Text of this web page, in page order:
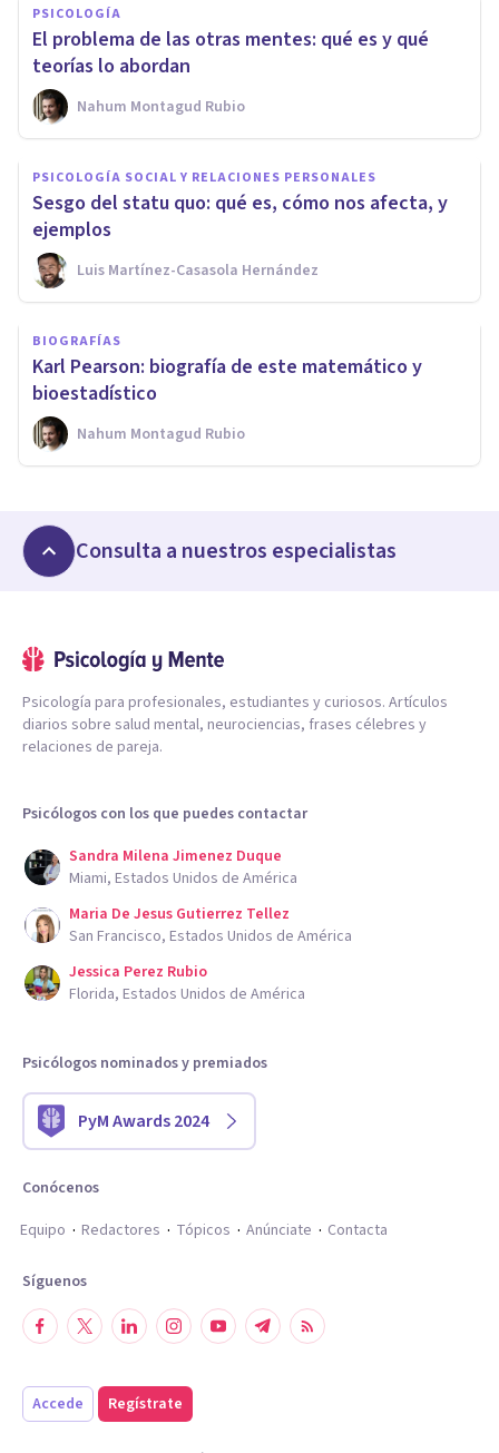
PSICOLOGÍA
El problema de las otras mentes: qué es y qué
teorías lo abordan
Nahum Montagud Rubio
PSICOLOGÍA SOCIAL Y RELACIONES PERSONALES
Sesgo del statu quo: qué es, cómo nos afecta, y
ejemplos
Luis Martínez-Casasola Hernández
BIOGRAFÍAS
Karl Pearson: biografía de este matemático y
bioestadístico
Nahum Montagud Rubio
Consulta a nuestros especialistas
Psicología para profesionales, estudiantes y curiosos. Artículos
diarios sobre salud mental, neurociencias, frases célebres y
relaciones de pareja.
Psicólogos con los que puedes contactar
Sandra Milena Jimenez Duque
Miami, Estados Unidos de América
Maria De Jesus Gutierrez Tellez
San Francisco, Estados Unidos de América
Jessica Perez Rubio
Florida, Estados Unidos de América
Psicólogos nominados y premiados
PyM Awards 2024
Conócenos
Equipo
Redactores Tópicos Anúnciate Contacta
Síguenos
Accede Regístrate